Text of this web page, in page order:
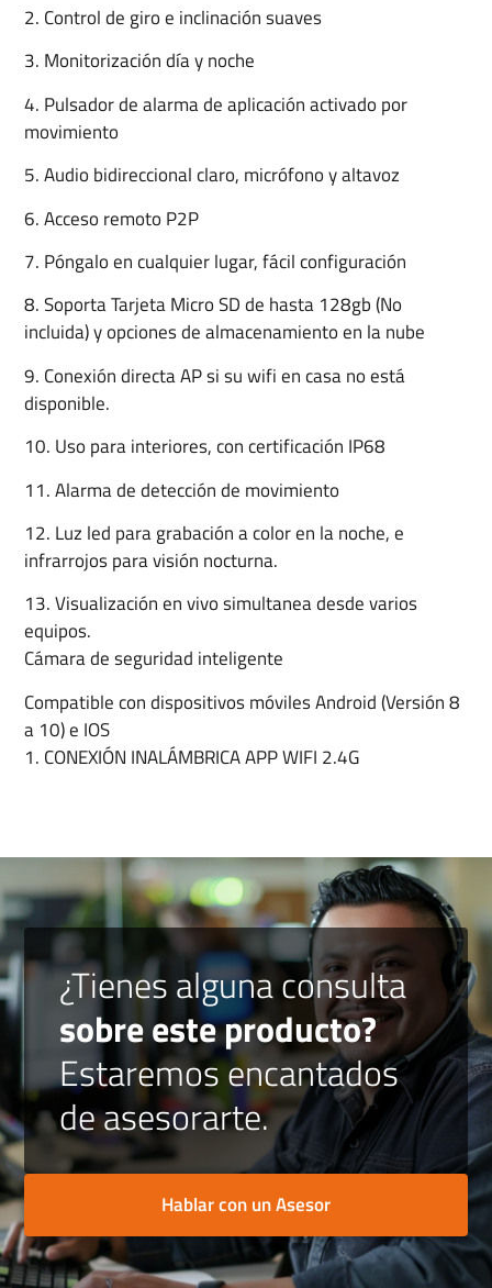
2. Control de giro e inclinación suaves
3. Monitorización día y noche
4. Pulsador de alarma de aplicación activado por
movimiento
5. Audio bidireccional claro, micrófono y altavoz
6. Acceso remoto P2P
7. Póngalo en cualquier lugar, fácil configuración
8. Soporta Tarjeta Micro SD de hasta 128gb (No
incluida) y opciones de almacenamiento en la nube
9. Conexión directa AP si su wifi en casa no está
disponible.
10. Uso para interiores, con certificación IP68
11. Alarma de detección de movimiento
12. Luz led para grabación a color en la noche, e
infrarrojos para visión nocturna.
13. Visualización en vivo simultanea desde varios
equipos.
Cámara de seguridad inteligente
Compatible con dispositivos móviles Android (Versión 8
a 10) e IOS
1. CONEXIÓN INALÁMBRICA APP WIFI 2.4G
¿Tienes alguna consulta
sobre este producto?
Estaremos encantados
de asesorarte.
Hablar con un Asesor